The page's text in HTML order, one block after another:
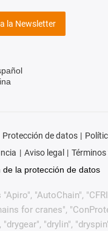
la Newsletter
Protección de datos
Aviso legal
de la protección de datos
"AutoChain",
for cranes",
"drygear", "drylin",